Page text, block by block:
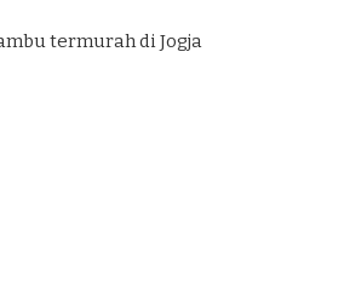
termurah di Jogja